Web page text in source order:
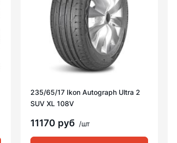
235/65/17 Ikon Autograph Ultra 2
SUV XL 108V
11170 руб /шт